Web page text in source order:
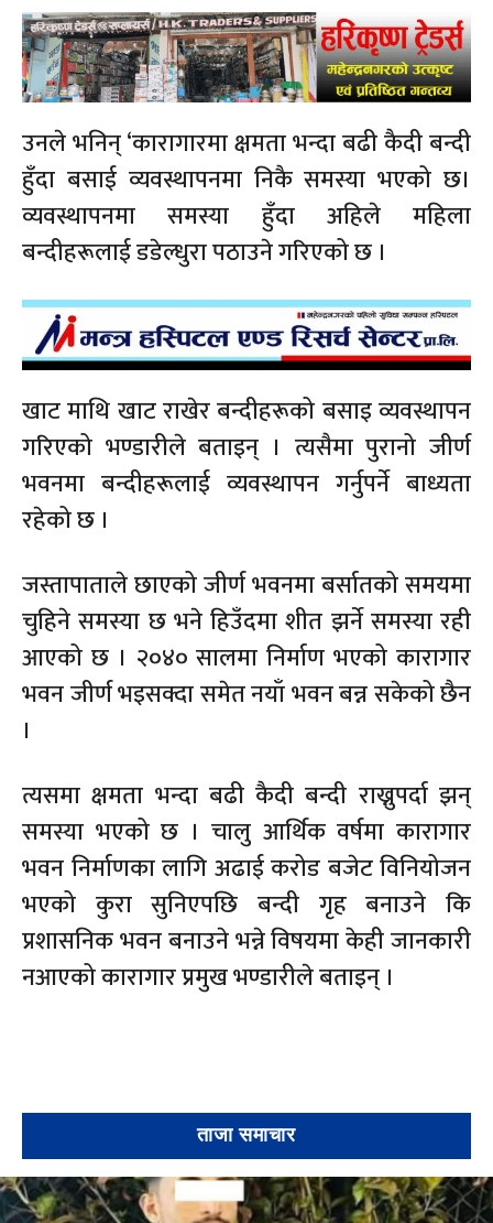
उनले भनिन् ‘कारागारमा क्षमता भन्दा बढी कैदी बन्दी
हुँदा बसाई व्यवस्थापनमा निकै समस्या भएको छ।
व्यवस्थापनमा समस्या हुँदा अहिले महिला
बन्दीहरूलाई डडेल्धुरा पठाउने गरिएको छ ।
खाट माथि खाट राखेर बन्दीहरूको बसाइ व्यवस्थापन
गरिएको भण्डारीले बताइन् । त्यसैमा पुरानो जीर्ण
भवनमा बन्दीहरूलाई व्यवस्थापन गर्नुपर्ने बाध्यता
रहेको छ ।
जस्तापाताले छाएको जीर्ण भवनमा बर्सातको समयमा
चुहिने समस्या छ भने हिउँदमा शीत झर्ने समस्या रही
आएको छ । २०४० सालमा निर्माण भएको कारागार
भवन जीर्ण भइसक्दा समेत नयाँ भवन बन्न सकेको छैन
।
त्यसमा क्षमता भन्दा बढी कैदी बन्दी राख्नुपर्दा झन्
समस्या भएको छ । चालु आर्थिक वर्षमा कारागार
भवन निर्माणका लागि अढाई करोड बजेट विनियोजन
भएको कुरा सुनिएपछि बन्दी गृह बनाउने कि
प्रशासनिक भवन बनाउने भन्ने विषयमा केही जानकारी
नआएको कारागार प्रमुख भण्डारीले बताइन् ।
ताजा समाचार